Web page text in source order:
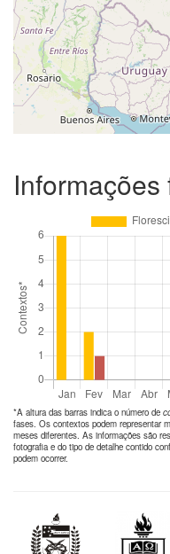
*A altura das barras indica o número de
fases. Os contextos podem representar
meses diferentes. As informações são
fotografia e do tipo de detalhe contido
podem ocorrer.